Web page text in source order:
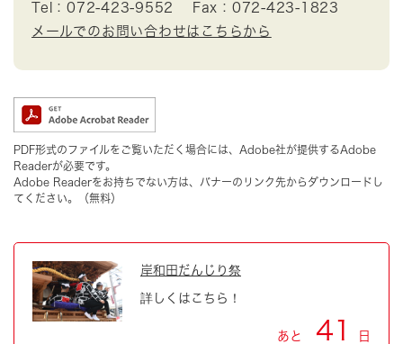
Tel：072-423-9552
Fax：072-423-1823
メールでのお問い合わせはこちらから
PDF形式のファイルをご覧いただく場合には、Adobe社が提供するAdobe
Readerが必要です。
Adobe Readerをお持ちでない方は、バナーのリンク先からダウンロードし
てください。（無料）
岸和田だんじり祭
詳しくはこちら！
あと 41 日